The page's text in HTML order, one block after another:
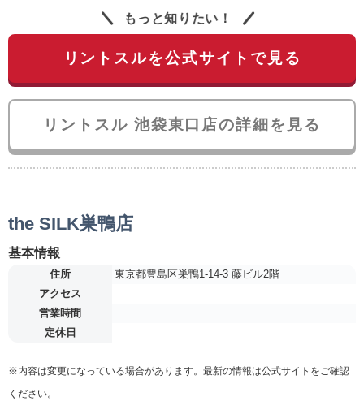
もっと知りたい！
リントスルを公式サイトで見る
リントスル 池袋東口店の詳細を見る
the SILK巣鴨店
基本情報
住所
東京都豊島区巣鴨1-14-3 藤ビル2階
アクセス
営業時間
定休日
※内容は変更になっている場合があります。最新の情報は公式サイトをご確認
ください。